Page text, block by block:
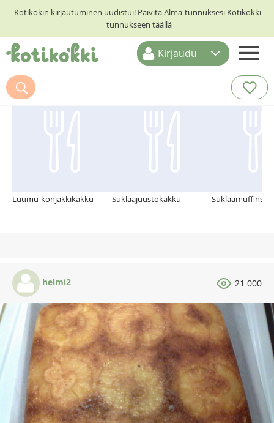
Kotikokin kirjautuminen uudistui! Päivitä Alma-tunnuksesi Kotikokki-
tunnukseen täällä
ETUSIVU
RESEPTIHAKU
Kirjaudu
Suosittelemme myös
Luumu-konjakkikakku Suklaajuustokakku Suklaamuffinssit
helmi2 21 000